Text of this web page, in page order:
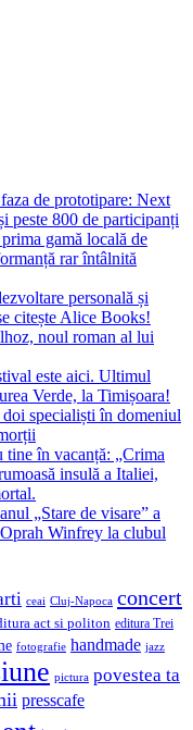
de prototipare: Next
peste 800 de participanți
gamă locală de
rar întâlnită
personală și
citește Alice Books!
noul roman al lui
este aici. Ultimul
Verde, la Timișoara!
specialiști în domeniul
tine în vacanță: „Crima
insulă a Italiei,
„Stare de visare” a
Winfrey la clubul
ceai Cluj-Napoca concert
act si politon editura Trei
fotografie handmade jazz
pictura povestea ta
presscafe